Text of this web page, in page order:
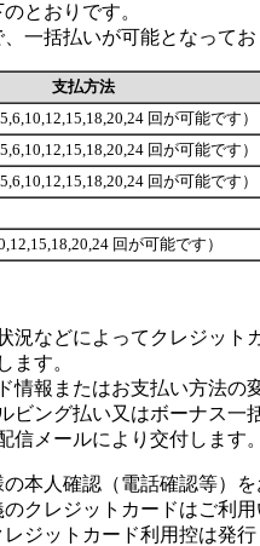
とおりです。
一括払いが可能となってお
支払方法
回が可能です）
回が可能です）
回が可能です）
回が可能です）
況などによってクレジット
ます。
情報またはお支払い方法の
ビング払い又はボーナス一
信メールにより交付します。
本人確認（電話確認等）を
クレジットカードはご利用
ジットカード利用控は発行